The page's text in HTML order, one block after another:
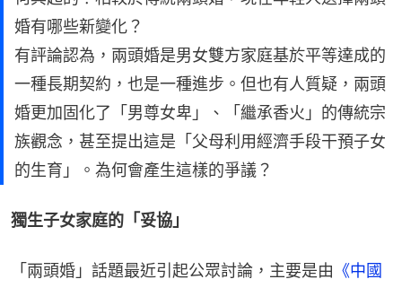
婚有哪些新變化？
有評論認為，兩頭婚是男女雙方家庭基於平等達成的
一種長期契約，也是一種進步。但也有人質疑，兩頭
婚更加固化了「男尊女卑」、「繼承香火」的傳統宗
族觀念，甚至提出這是「父母利用經濟手段干預子女
的生育」。為何會產生這樣的爭議？
獨生子女家庭的「妥協」
「兩頭婚」話題最近引起公眾討論，主要是由 《中國